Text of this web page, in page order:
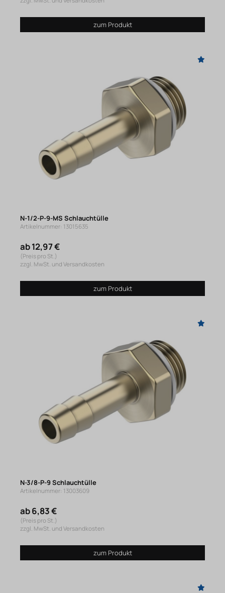
zum Produkt
N-1/2-P-9-MS Schlauchtülle
Artikelnummer: 13015635
ab 12,97 €
(Preis pro St.)
zzgl. MwSt. und Versandkosten
zum Produkt
N-3/8-P-9 Schlauchtülle
Artikelnummer: 13003609
ab 6,83 €
(Preis pro St.)
zzgl. MwSt. und Versandkosten
zum Produkt